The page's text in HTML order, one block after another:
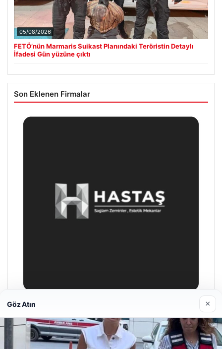
05/08/2026
FETÖ’nün Marmaris Suikast Planındaki Teröristin Detaylı
İfadesi Gün yüzüne çıktı
Son Eklenen Firmalar
28/04/2026
Göz Atın ×